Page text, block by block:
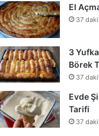
El
37
3
Börek
37
Evde
Tarifi
37